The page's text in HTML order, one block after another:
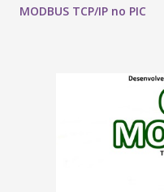
MODBUS TCP/IP no PIC